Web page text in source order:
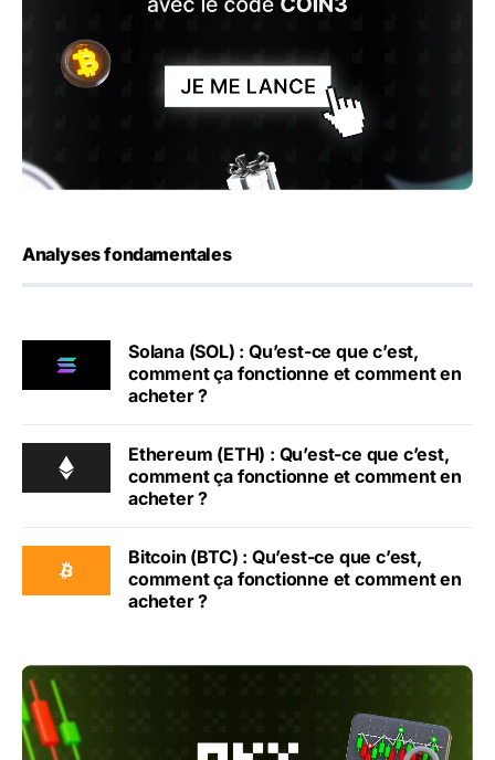
Analyses fondamentales
Solana (SOL) : Qu’est-ce que c’est,
comment ça fonctionne et comment en
acheter ?
Ethereum (ETH) : Qu’est-ce que c’est,
comment ça fonctionne et comment en
acheter ?
Bitcoin (BTC) : Qu’est-ce que c’est,
comment ça fonctionne et comment en
acheter ?